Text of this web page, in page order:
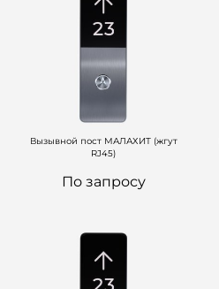
Вызывной пост МАЛАХИТ (жгут
RJ45)
По запросу